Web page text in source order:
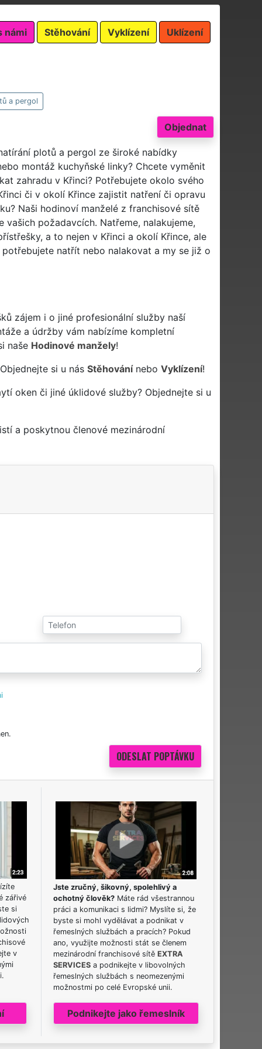
námi Stěhování Vyklízení Uklízení
a pergol
Objednat
plotů a pergol ze široké nabídky
montáž kuchyňské linky? Chcete vyměnit
zahradu v Křinci? Potřebujete okolo svého
či v okolí Křince zajistit natření či opravu
Naši hodinoví manželé z franchisové sítě
požadavcích. Natřeme, nalakujeme,
a to nejen v Křinci a okolí Křince, ale
natřít nebo nalakovat a my se již o
zájem i o jiné profesionální služby naší
a údržby vám nabízíme kompletní
naše Hodinové manžely!
si u nás Stěhovánínebo Vyklízení!
oken či jiné úklidové služby? Objednejte si u
a poskytnou členové mezinárodní
zářivé
si
v
Jste zručný, šikovný, spolehlivý a
ochotný člověk? Máte rád všestrannou
práci a komunikaci s lidmi? Myslíte si, že
byste si mohl vydělávat a podnikat v
řemeslných službách a pracích? Pokud
ano, využijte možnosti stát se členem
mezinárodní franchisové sítěEXTRA
SERVICES a podnikejte v libovolných
řemeslných službách s neomezenými
možnostmi po celé Evropské unii.
Podnikejte jako řemeslník